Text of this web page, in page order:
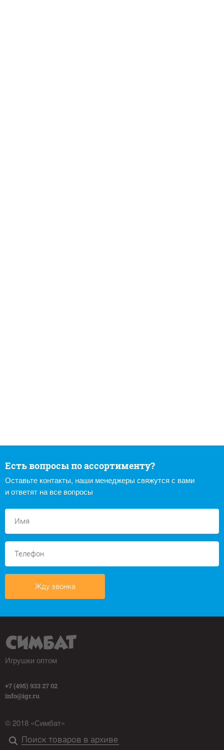
Есть вопросы по ассортименту?
Оставьте контакты, наши менеджеры свяжутся с вами
и ответят на все вопросы
Жду звонка
Игрушки оптом
+7 (495) 933 27 02
info@igr.ru
© 2018 «Симбат»